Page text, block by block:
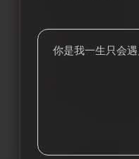
你是我一生只会